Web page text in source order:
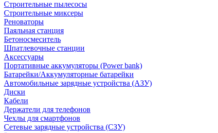
Строительные пылесосы
Строительные миксеры
Реноваторы
Паяльная станция
Бетоносмеситель
Шпатлевочные станции
Аксессуары
Портативные аккумуляторы (Power bank)
Батарейки/Аккумуляторные батарейки
Автомобильные зарядные устройства (АЗУ)
Диски
Кабели
Держатели для телефонов
Чехлы для смартфонов
Сетевые зарядные устройства (СЗУ)